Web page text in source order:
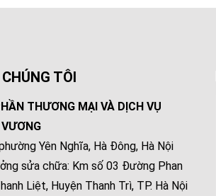
TÔI
THƯƠNG MẠI VÀ DỊCH VỤ
Yên Nghĩa, Hà Đông, Hà Nội
sửa chữa: Km số 03 Đường Phan
Liệt, Huyện Thanh Trì, TP. Hà Nội